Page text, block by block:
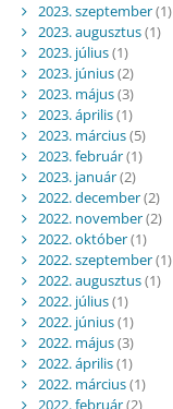
2023. szeptember(1)
2023. augusztus(1)
2023. július(1)
2023. június(2)
2023. május(3)
2023. április(1)
2023. március(5)
2023. február(1)
2023. január(2)
2022. december(2)
2022. november(2)
2022. október(1)
2022. szeptember(1)
2022. augusztus(1)
2022. július(1)
2022. június(1)
2022. május(3)
2022. április(1)
2022. március(1)
2022. február(2)